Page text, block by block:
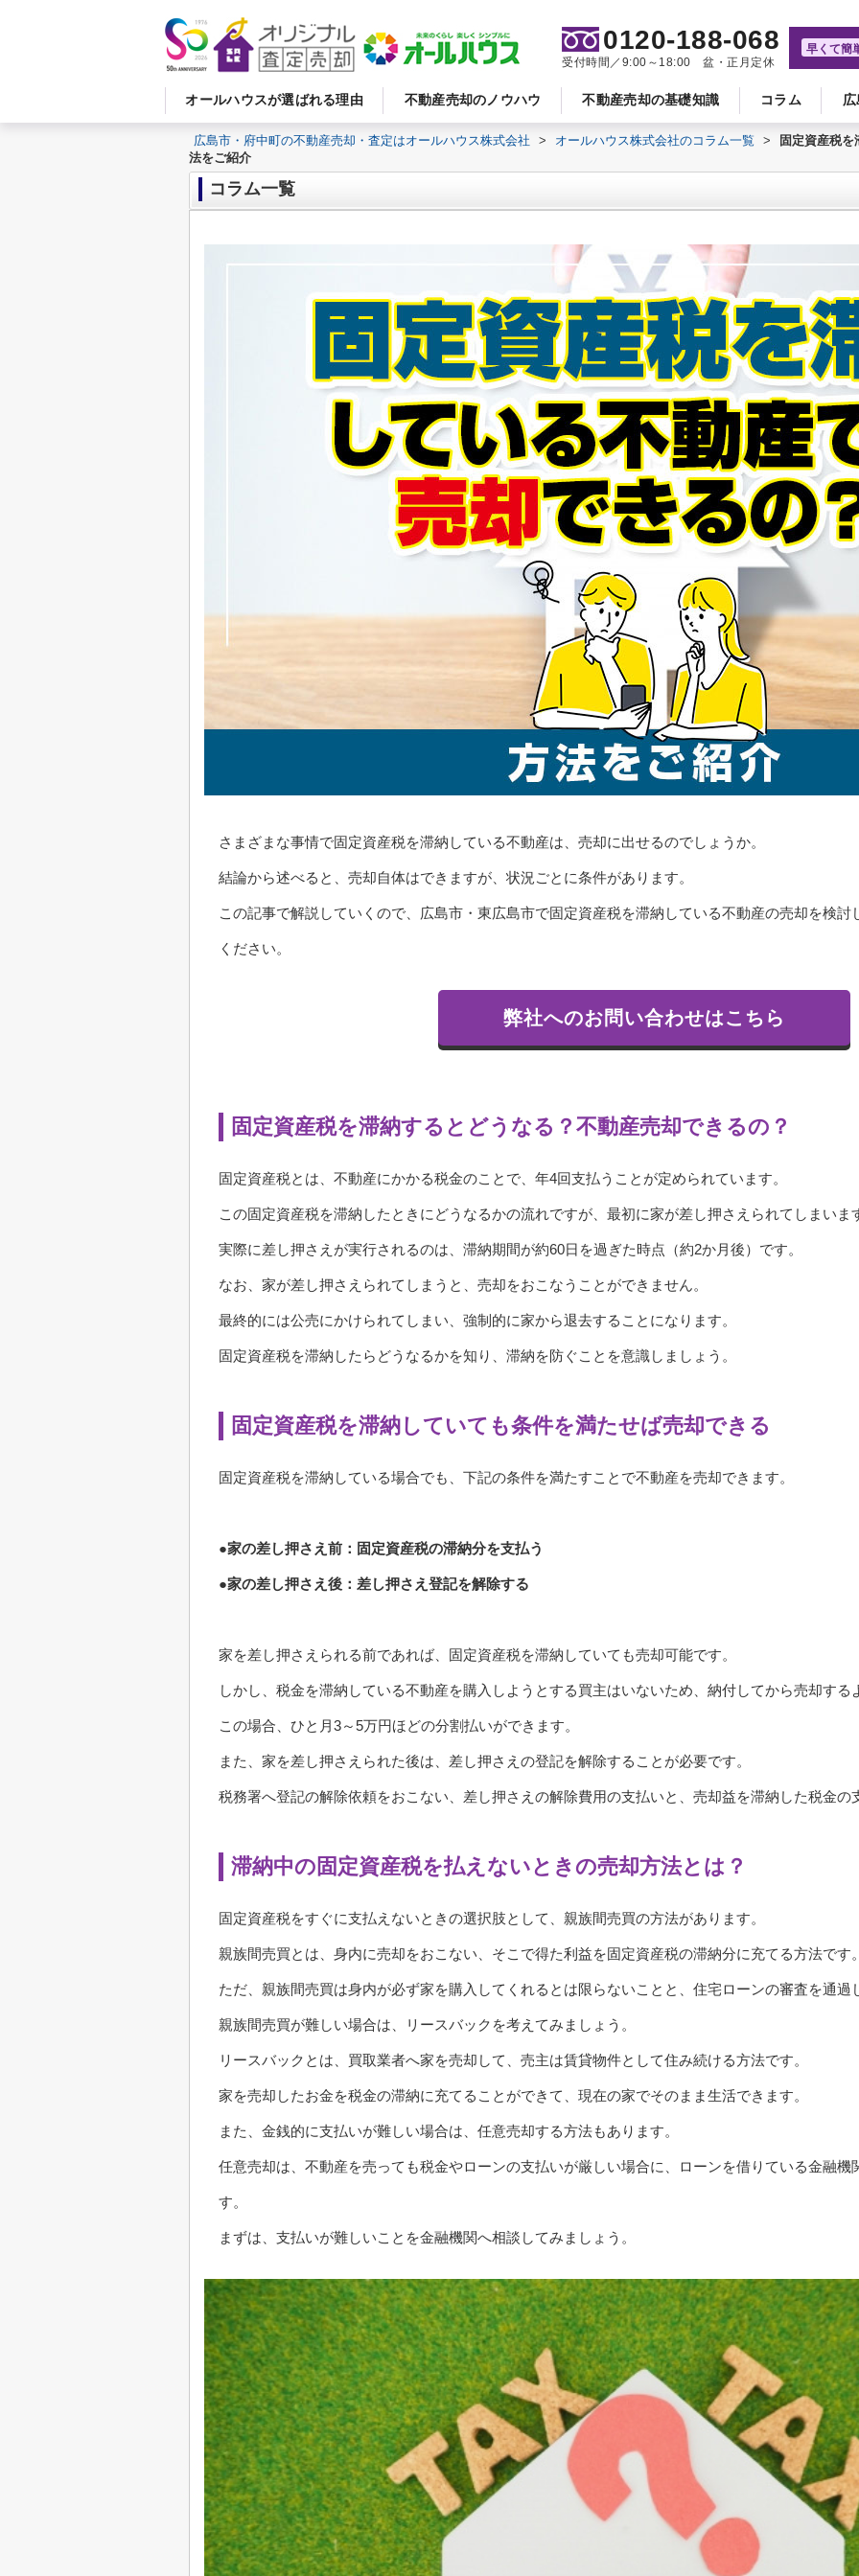
オールハウスが選ばれる理由 不動産売却のノウハウ 不動産売却の基礎知識 コラム
0120-188-068
受付時間／9:00～18:00 盆・正月定休
早くて簡
広島市・府中町の不動産売却・査定はオールハウス株式会社 > オールハウス株式会社のコラム一覧 >
固定資産税
法をご紹介
コラム一覧
さまざまな事情で固定資産税を滞納している不動産は、売却に出せるのでしょうか。
結論から述べると、売却自体はできますが、状況ごとに条件があります。
この記事で解説していくので、広島市・東広島市で固定資産税を滞納している不動産の売却を検討
ください。
弊社へのお問い合わせはこちら
固定資産税を滞納するとどうなる？不動産売却できるの？
固定資産税とは、不動産にかかる税金のことで、年4回支払うことが定められています。
この固定資産税を滞納したときにどうなるかの流れですが、最初に家が差し押さえられてしまいま
実際に差し押さえが実行されるのは、滞納期間が約60日を過ぎた時点（約2か月後）です。
なお、家が差し押さえられてしまうと、売却をおこなうことができません。
最終的には公売にかけられてしまい、強制的に家から退去することになります。
固定資産税を滞納したらどうなるかを知り、滞納を防ぐことを意識しましょう。
固定資産税を滞納していても条件を満たせば売却できる
固定資産税を滞納している場合でも、下記の条件を満たすことで不動産を売却できます。
●家の差し押さえ前：固定資産税の滞納分を支払う
●家の差し押さえ後：差し押さえ登記を解除する
家を差し押さえられる前であれば、固定資産税を滞納していても売却可能です。
しかし、税金を滞納している不動産を購入しようとする買主はいないため、納付してから売却する
この場合、ひと月3～5万円ほどの分割払いができます。
また、家を差し押さえられた後は、差し押さえの登記を解除することが必要です。
税務署へ登記の解除依頼をおこない、差し押さえの解除費用の支払いと、売却益を滞納した税金の
滞納中の固定資産税を払えないときの売却方法とは？
固定資産税をすぐに支払えないときの選択肢として、親族間売買の方法があります。
親族間売買とは、身内に売却をおこない、そこで得た利益を固定資産税の滞納分に充てる方法です。
ただ、親族間売買は身内が必ず家を購入してくれるとは限らないことと、住宅ローンの審査を通過
親族間売買が難しい場合は、リースバックを考えてみましょう。
リースバックとは、買取業者へ家を売却して、売主は賃貸物件として住み続ける方法です。
家を売却したお金を税金の滞納に充てることができて、現在の家でそのまま生活できます。
また、金銭的に支払いが難しい場合は、任意売却する方法もあります。
任意売却は、不動産を売っても税金やローンの支払いが厳しい場合に、ローンを借りている金融機
す。
まずは、支払いが難しいことを金融機関へ相談してみましょう。